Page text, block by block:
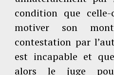
condition que
motiver son
contestation par
est incapable et
alors le juge